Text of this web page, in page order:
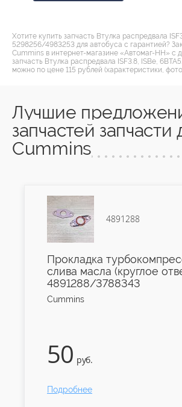
Хотите купить запчасть Втулка распредвала
5298256/4983253 для автобуса с гарантией?
Cummins в интернет-магазине «Автомаг-НН» с
запчасть Втулка распредвала ISF3.8, ISBe,
можно по цене 115 рублей (характеристики,
Лучшие
запчастей запчасти
Cummins
4891288
Прокладка
слива масла (круглое
4891288/3788343
Cummins
50 руб.
Подробнее